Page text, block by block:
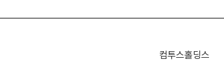
컴투스홀딩스